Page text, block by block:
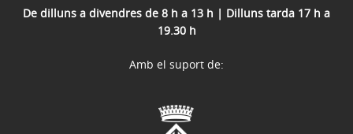
De dilluns a divendres de 8 h a 13 h | Dilluns tarda 17 h a
19.30 h
Amb el suport de: